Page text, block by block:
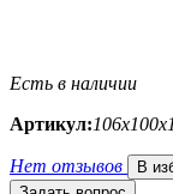
Есть в наличии
Артикул:
Нет отзывов
В